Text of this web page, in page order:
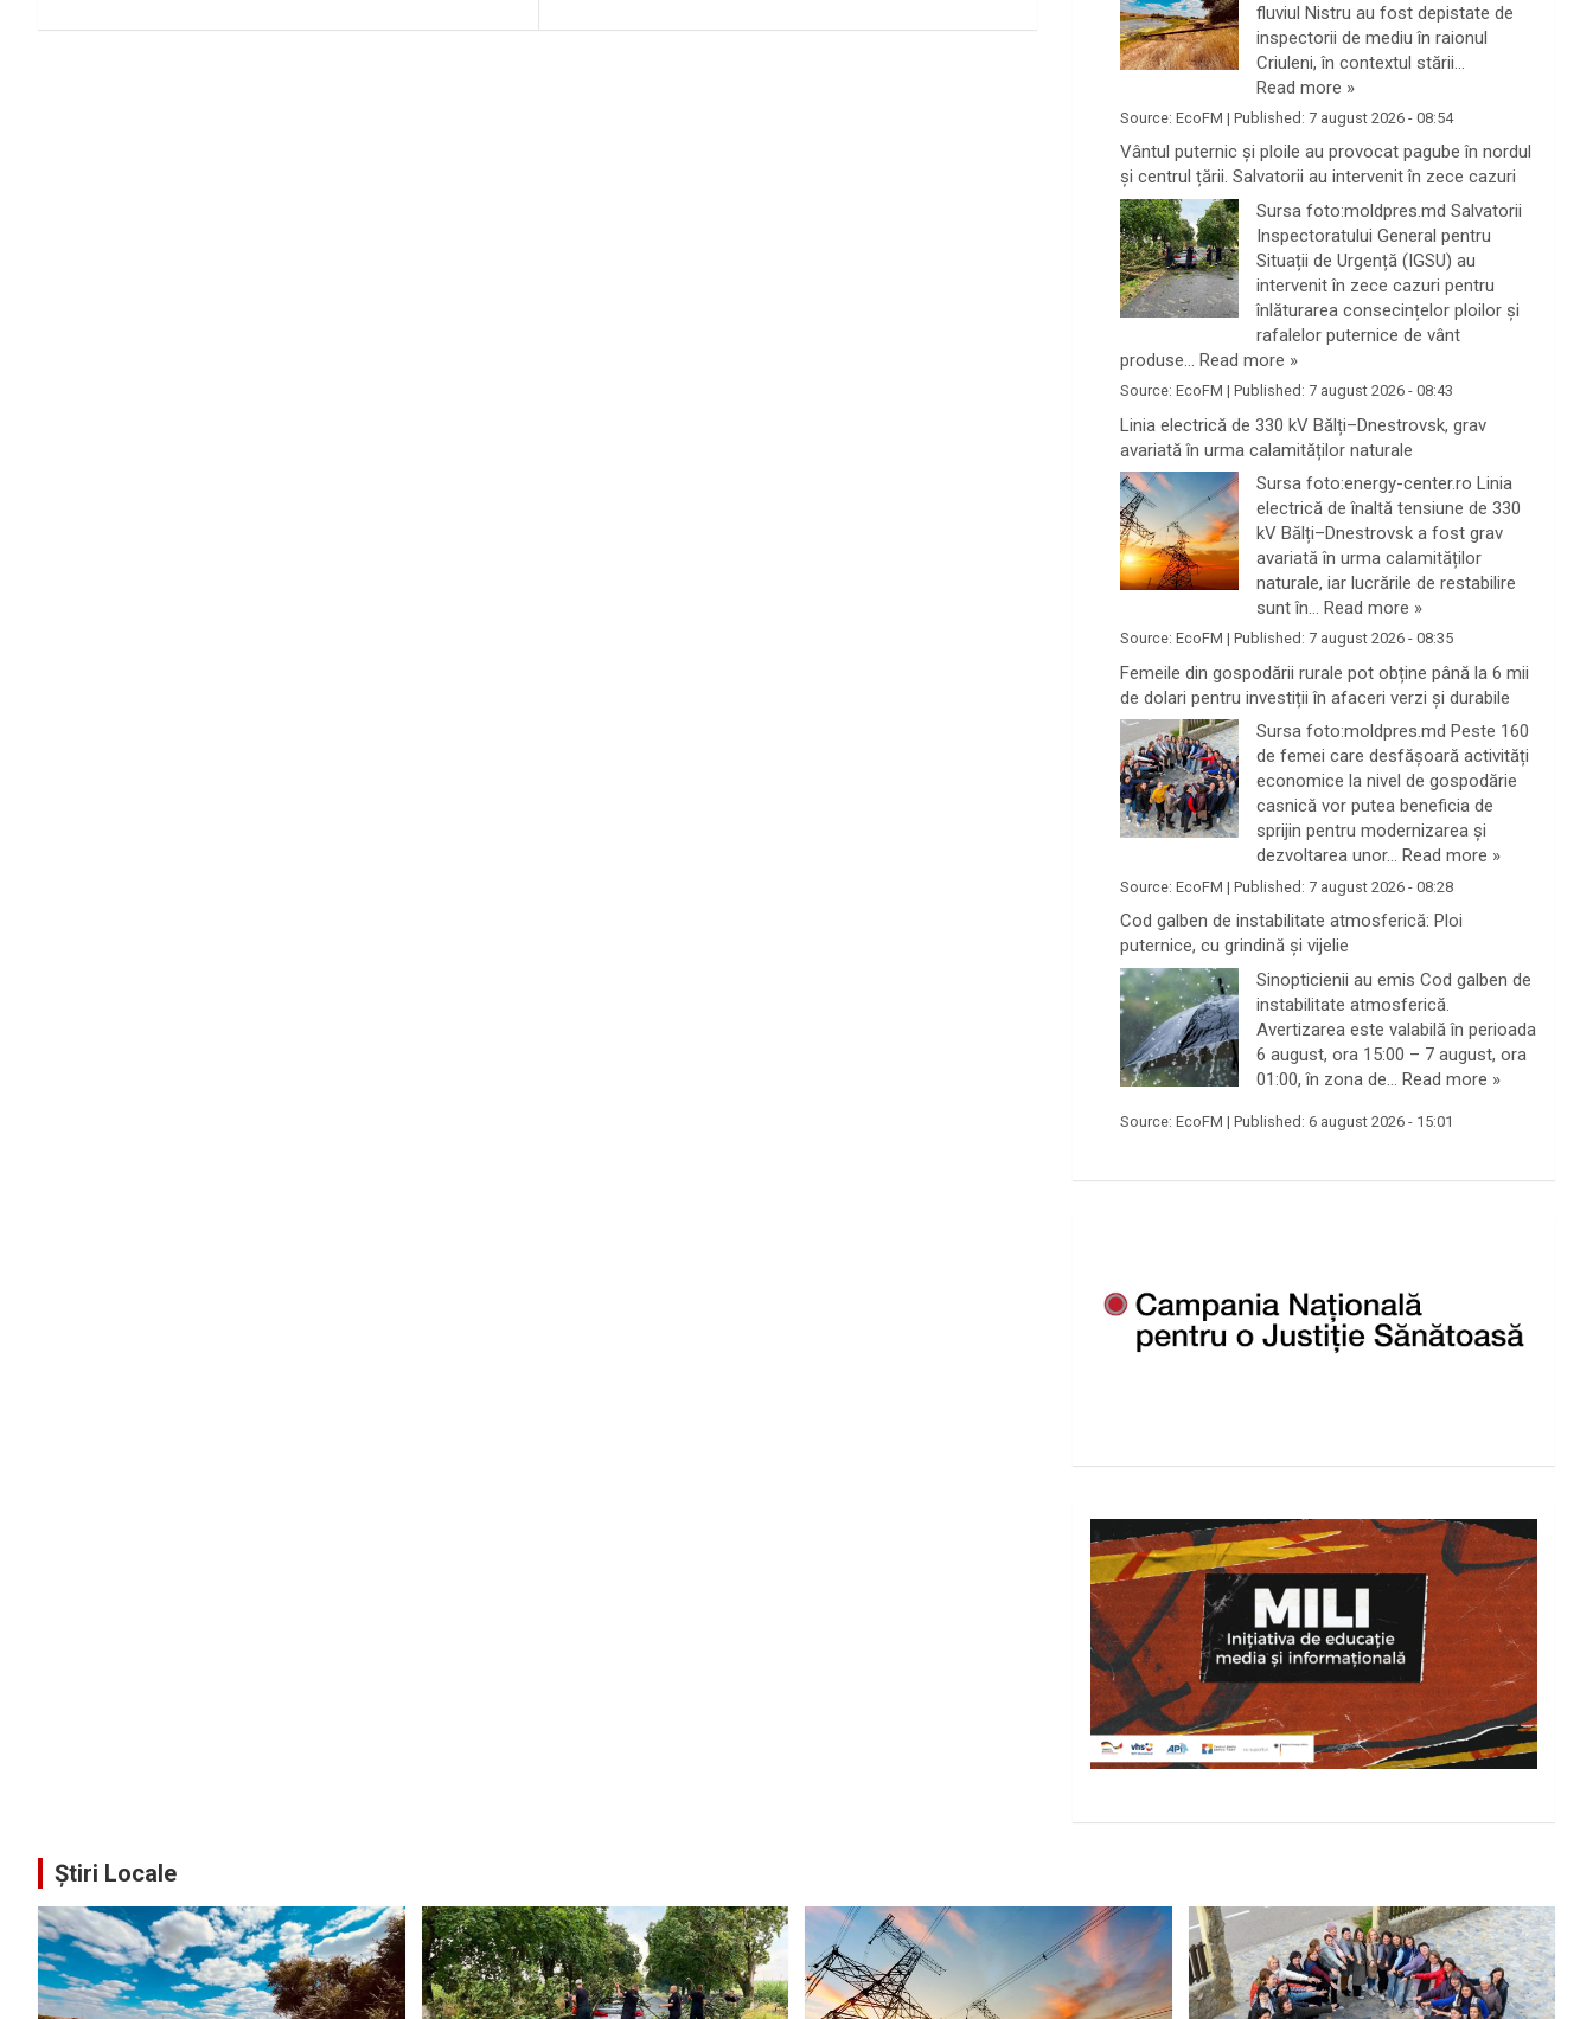
fluviul Nistru au fost depistate de
inspectorii de mediu în raionul
Criuleni, în contextul stării…
Read more »
Source:EcoFM |Published: 7 august 2026 - 08:54
Vântul puternic și ploile au provocat pagube în nordul
și centrul țării. Salvatorii au intervenit în zece cazuri
Sursa foto:moldpres.md Salvatorii
Inspectoratului General pentru
Situații de Urgență (IGSU) au
intervenit în zece cazuri pentru
înlăturarea consecințelor ploilor și
rafalelor puternice de vânt
produse…Read more »
Source:EcoFM |Published: 7 august 2026 - 08:43
Linia electrică de 330 kV Bălți–Dnestrovsk, grav
avariată în urma calamităților naturale
Sursa foto:energy-center.ro Linia
electrică de înaltă tensiune de 330
kV Bălți–Dnestrovsk a fost grav
avariată în urma calamităților
naturale, iar lucrările de restabilire
sunt în…Read more »
Source:EcoFM |Published: 7 august 2026 - 08:35
Femeile din gospodării rurale pot obține până la 6 mii
de dolari pentru investiții în afaceri verzi şi durabile
Sursa foto:moldpres.md Peste 160
de femei care desfășoară activități
economice la nivel de gospodărie
casnică vor putea beneficia de
sprijin pentru modernizarea și
dezvoltarea unor…Read more »
Source:EcoFM |Published: 7 august 2026 - 08:28
Cod galben de instabilitate atmosferică: Ploi
puternice, cu grindină și vijelie
Sinopticienii au emis Cod galben de
instabilitate atmosferică.
Avertizarea este valabilă în perioada
6 august, ora 15:00 – 7 august, ora
01:00, în zona de…Read more »
Source:EcoFM |Published:6 august 2026 - 15:01
Știri Locale